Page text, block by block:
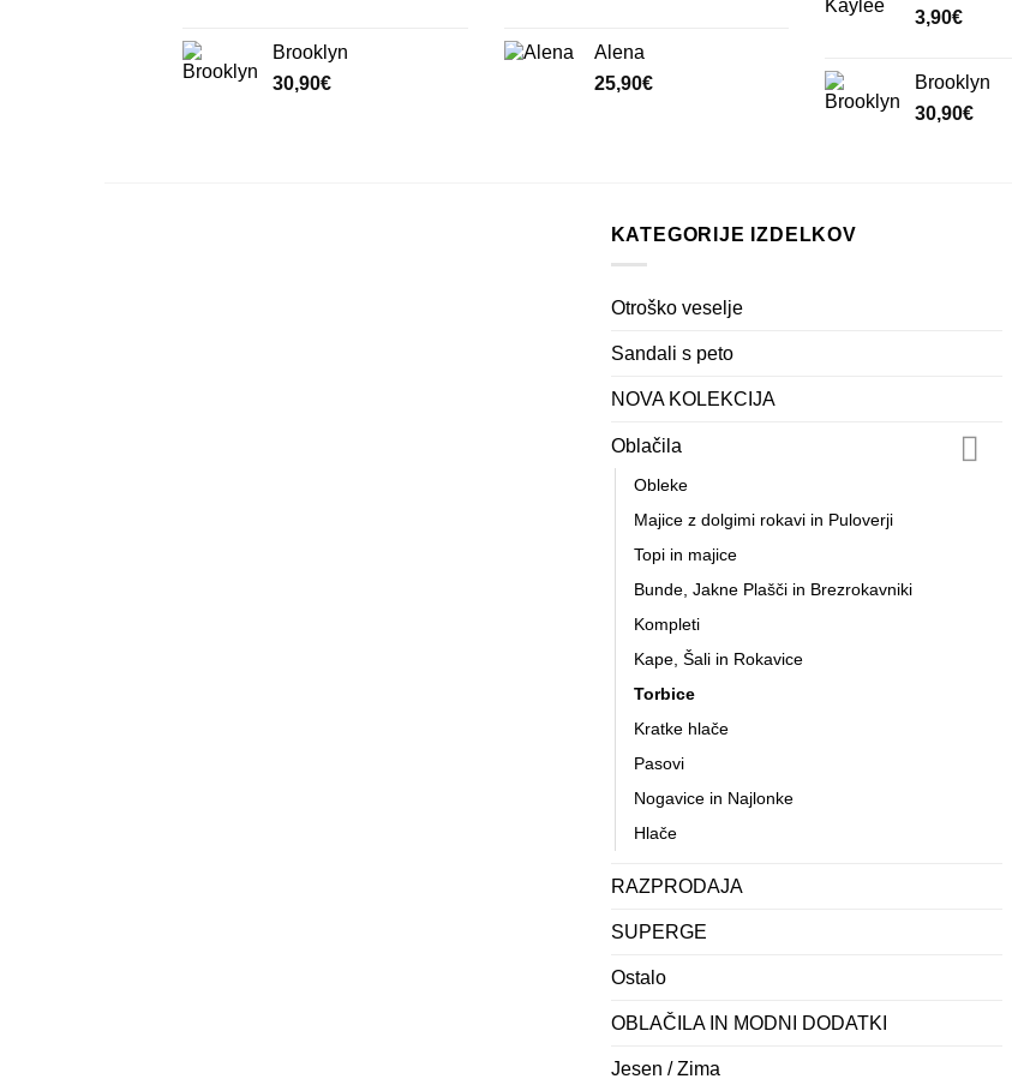
Brooklyn
30,90€
Alena
25,90€
3,90€
Brooklyn
30,90€
KATEGORIJE IZDELKOV
Otroško veselje
Sandali s peto
NOVA KOLEKCIJA
Oblačila
Obleke
Majice z dolgimi rokavi in Puloverji
Topi in majice
Bunde, Jakne Plašči in Brezrokavniki
Kompleti
Kape, Šali in Rokavice
Torbice
Kratke hlače
Pasovi
Nogavice in Najlonke
Hlače
RAZPRODAJA
SUPERGE
Ostalo
OBLAČILA IN MODNI DODATKI
Jesen / Zima